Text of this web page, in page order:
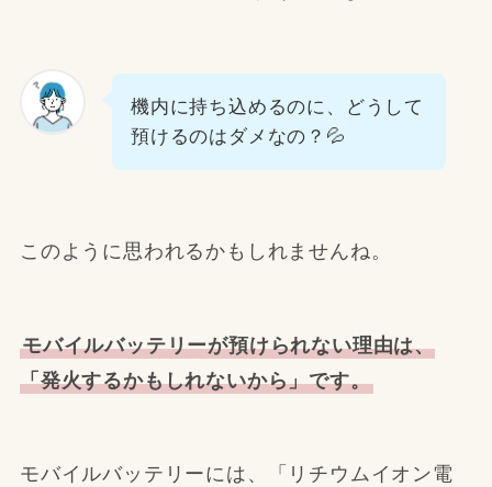
機内に持ち込めるのに、どうして
預けるのはダメなの？💦
このように思われるかもしれませんね。
モバイルバッテリーが預けられない理由は、
「発火するかもしれないから」です。
モバイルバッテリーには、「リチウムイオン電